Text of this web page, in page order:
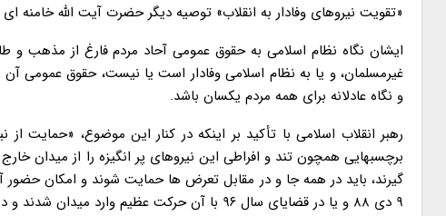
«تقویت نیروهای وفادار به انقلاب» توصیه دیگر حضرت آیت الله خامنه ای
ایشان نگاه نظام اسلامی به حقوق عمومی آحاد مردم فارغ از مذهب و
غیرمسلمان، و یا به نظام اسلامی وفادار است یا نیست، حقوق عمومی آن
و نگاه عادلانه برای همه مردم یکسان باشد.
رهبر انقلاب اسلامی با تأکید بر اینکه در کنار این موضوع، «حمایت
برچسبهایی همچون تند و افراطی این نیروهای پر انگیزه را از میدان
گیرند، باید در همه جا و در مقابل تعرض ها حمایت شوند و امکان
۹ دی ۸۸ و یا در قضایای سال ۹۶ با آن حرکت عظیم وارد میدان شدند و دشمنان را ناکام گذاشتند.